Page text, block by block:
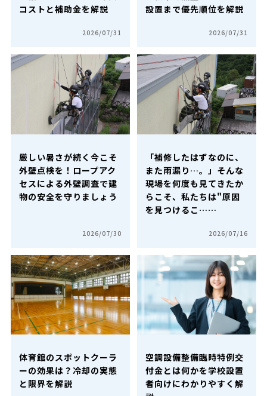
コストと補助金を解説
2026/07/31
設置まで優先順位を解説
2026/07/31
厳しい暑さが続く今こそ
外壁点検を！ロープアク
セスによる外壁調査で建
物の安全を守りましょう
2026/07/30
「補修したはずなのに、
また雨漏り…。」そんな
現場を何度も見てきたか
らこそ、私たちは"原因
を見つけるこ……
2026/07/16
体育館のスポットクーラ
ーの効果は？冷却の実態
と限界を解説
空調設備整備臨時特例交
付金とは何かを学校設置
者向けにわかりやすく解